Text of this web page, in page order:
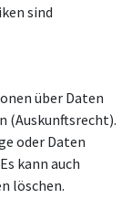
sind
über Daten
(Auskunftsrecht).
oder Daten
kann auch
löschen.